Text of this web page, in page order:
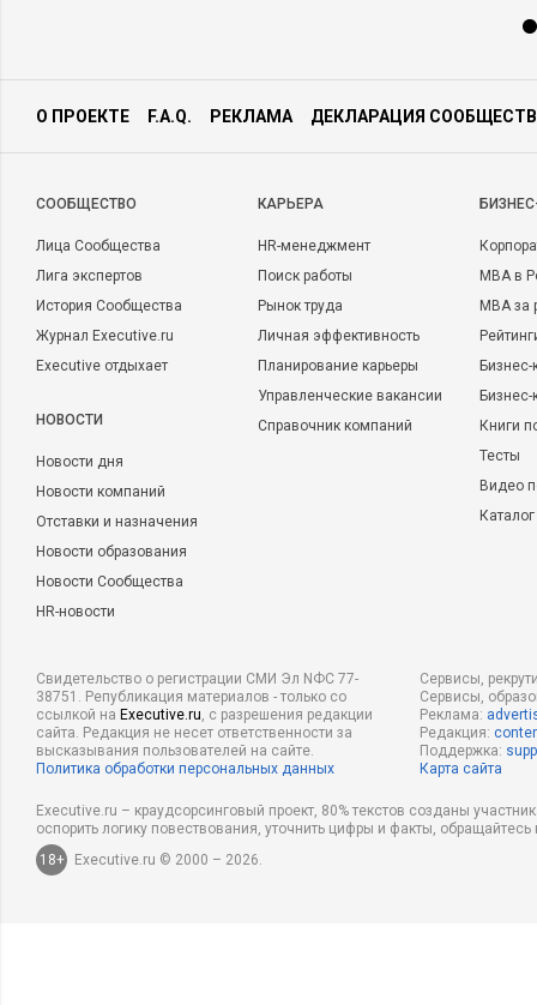
О ПРОЕКТЕ F.A.Q. РЕКЛАМА ДЕКЛАРАЦИЯ
CООБЩЕСТВО
Лица Сообщества
Лига экспертов
История Сообщества
Журнал Executive.ru
Executive отдыхает
НОВОСТИ
Новости дня
Новости компаний
Отставки и назначения
Новости образования
Новости Сообщества
HR-новости
КАРЬЕРА
HR-менеджмент
Поиск работы
Рынок труда
Личная эффективность
Планирование карьеры
Управленческие вакансии
Справочник компаний
MBA в
MBA
Бизнес-
Книги
Тесты
Видео
Свидетельство о регистрации СМИ Эл NФС 77-
38751. Републикация материалов - только со
ссылкой на Executive.ru, с разрешения редакции
сайта. Редакция не несет ответственности за
высказывания пользователей на сайте.
Политика обработки персональных данных
Сервисы,
Сервисы,
Реклама:
Редакция:
Поддержка:
Карта сайта
Executive.ru – краудсорсинговый проект, 80% текстов созданы
оспорить логику повествования, уточнить цифры и факты,
18+
Executive.ru © 2000 – 2026.